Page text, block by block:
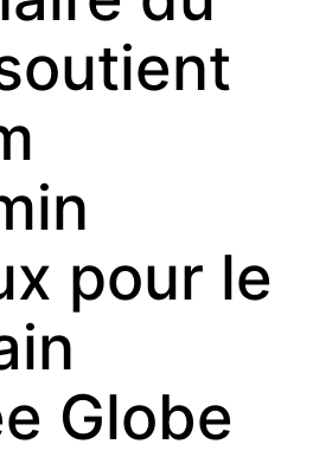
pour le
Globe